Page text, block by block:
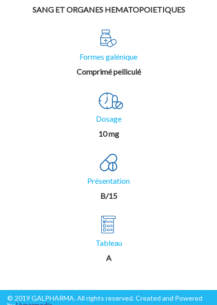
SANG ET ORGANES HEMATOPOIETIQUES
Formes galénique
Comprimé pelliculé
Dosage
10 mg
Présentation
B/15
Tableau
A
© 2019 GALPHARMA. All rights reserved. Created and Powered